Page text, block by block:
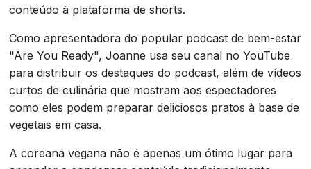
conteúdo à plataforma de shorts.
Como apresentadora do popular podcast de bem-estar
"Are You Ready", Joanne usa seu canal no YouTube
para distribuir os destaques do podcast, além de vídeos
curtos de culinária que mostram aos espectadores
como eles podem preparar deliciosos pratos à base de
vegetais em casa.
A coreana vegana não é apenas um ótimo lugar para